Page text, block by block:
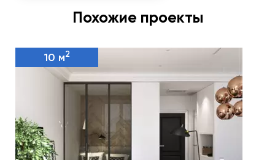
Похожие проекты
10 м2